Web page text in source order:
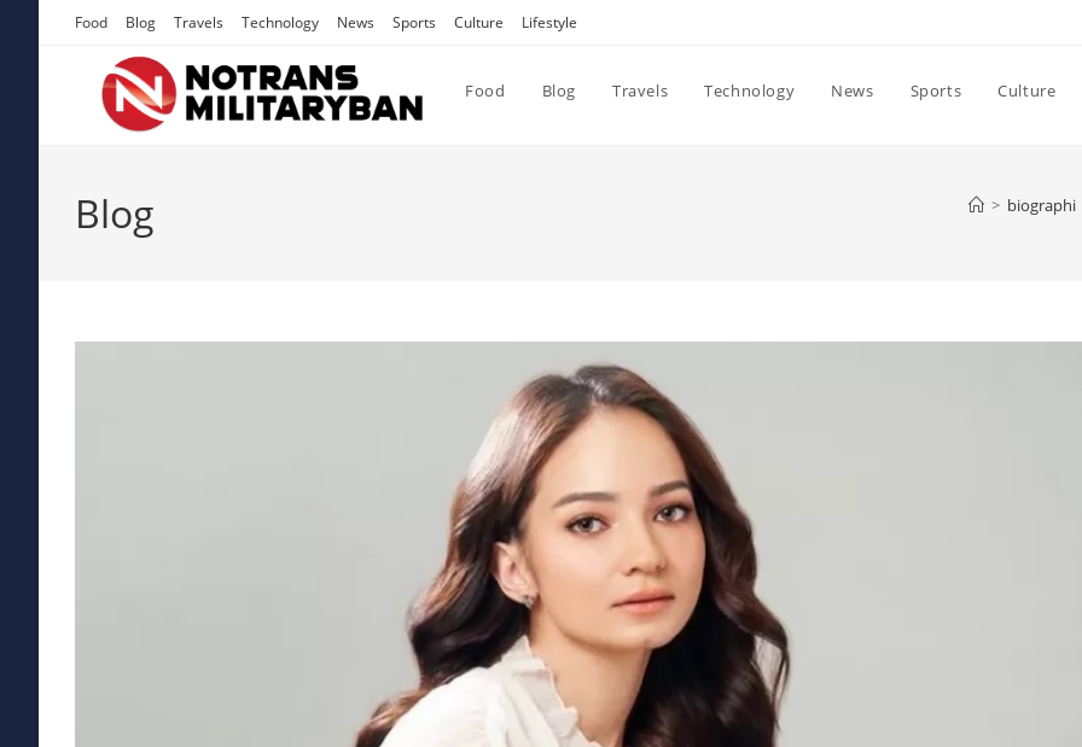
Food Blog Travels Technology News Sports Culture Lifestyle
Food Blog Travels Technology News Sports Culture
Blog > biographi